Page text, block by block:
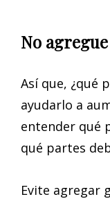
No
Así que, ¿qué
ayudarlo a
entender qué
qué partes
Evite agregar